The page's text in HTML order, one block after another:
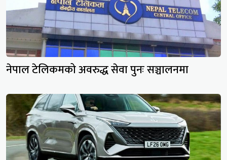
नेपाल टेलिकमको अवरुद्ध सेवा पुनः सञ्चालनमा